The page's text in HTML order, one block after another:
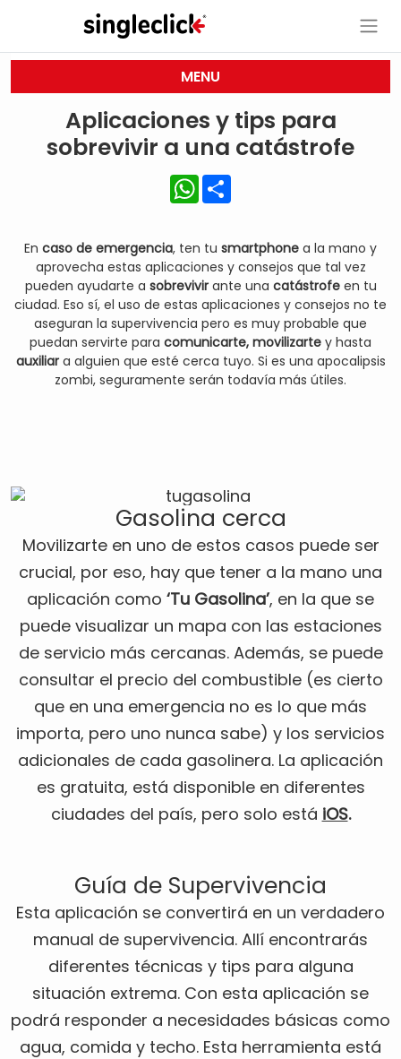
MENU
Aplicaciones y tips para
sobrevivir a una catástrofe
WhatsApp
En caso de emergencia, ten tu smartphone a la mano y
aprovecha estas aplicaciones y consejos que tal vez
pueden ayudarte a sobrevivirante una catástrofeen tu
ciudad. Eso sí, el uso de estas aplicaciones y consejos no te
aseguran la supervivencia pero es muy probable que
puedan servirte para comunicarte, movilizarte y hasta
auxiliara alguien que esté cerca tuyo. Si es una apocalipsis
zombi, seguramente serán todavía más útiles.
Gasolina cerca
Movilizarte en uno de estos casos puede ser
crucial, por eso, hay que tener a la mano una
aplicación como ‘Tu Gasolina’, en la que se
puede visualizar un mapa con las estaciones
de servicio más cercanas. Además, se puede
consultar el precio del combustible (es cierto
que en una emergencia no es lo que más
importa, pero uno nunca sabe) y los servicios
adicionales de cada gasolinera. La aplicación
es gratuita, está disponible en diferentes
ciudades del país, pero solo está iOS.
Guía de Supervivencia
Esta aplicación se convertirá en un verdadero
manual de supervivencia. Allí encontrarás
diferentes técnicas y tips para alguna
situación extrema. Con esta aplicación se
podrá responder a necesidades básicas como
agua, comida y techo. Esta herramienta está